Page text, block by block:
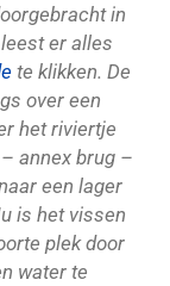
in
er alles
te klikken. De
over een
het riviertje
annex brug –
een lager
is het vissen
plek door
water te